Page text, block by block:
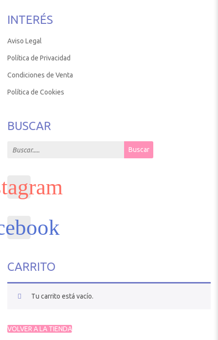
INTERÉS
Aviso Legal
Política de Privacidad
Condiciones de Venta
Política de Cookies
BUSCAR
Search for: Buscar
CARRITO
Tu carrito está vacío.
VOLVER A LA TIENDA